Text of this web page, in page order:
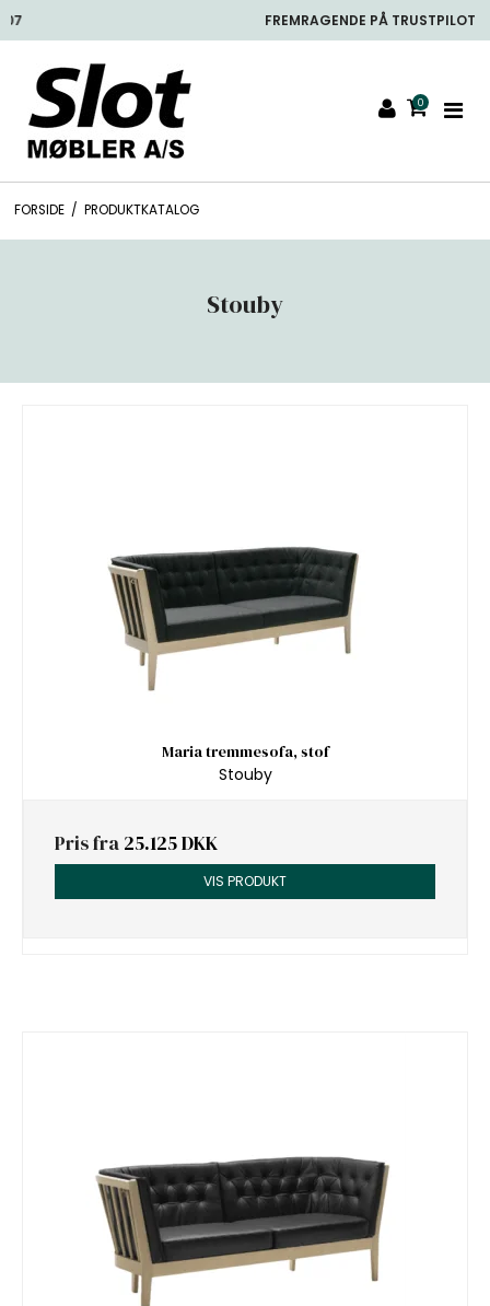
FREMRAGENDE PÅ TRUSTPILOT
0
FORSIDE / PRODUKTKATALOG
Stouby
Maria tremmesofa, stof
Stouby
Pris fra 25.125 DKK
VIS PRODUKT